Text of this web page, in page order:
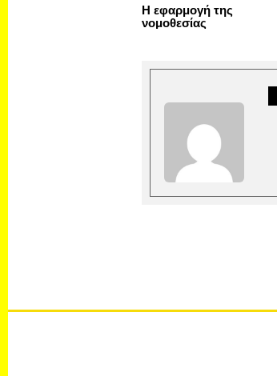
Η εφαρμογή της
νομοθεσίας